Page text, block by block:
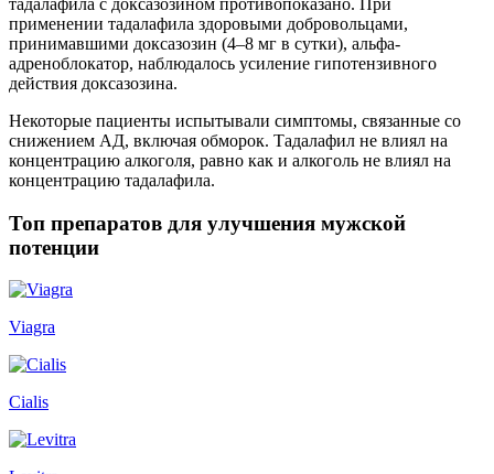
применении тадалафила здоровыми добровольцами,
принимавшими доксазозин (4–8 мг в сутки), альфа-
адреноблокатор, наблюдалось усиление гипотензивного
действия доксазозина.
Некоторые пациенты испытывали симптомы, связанные со
снижением АД, включая обморок. Тадалафил не влиял на
концентрацию алкоголя, равно как и алкоголь не влиял на
концентрацию тадалафила.
Топ препаратов для улучшения мужской
потенции
Viagra
Cialis